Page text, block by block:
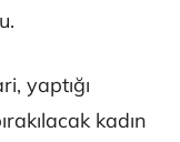
yaptığı
kadın